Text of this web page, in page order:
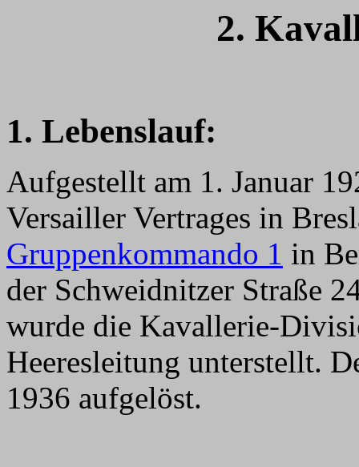
2.
1. Lebenslauf:
Aufgestellt am 1. Januar
Versailler Vertrages in
Gruppenkommando 1 in
der Schweidnitzer Straße
wurde die Kavallerie-
Heeresleitung unterstellt.
1936 aufgelöst.